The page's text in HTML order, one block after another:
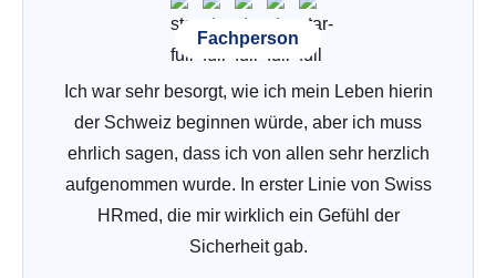
Fachperson
Ich war sehr besorgt, wie ich mein Leben hierin
der Schweiz beginnen würde, aber ich muss
ehrlich sagen, dass ich von allen sehr herzlich
aufgenommen wurde. In erster Linie von Swiss
HRmed, die mir wirklich ein Gefühl der
Sicherheit gab.